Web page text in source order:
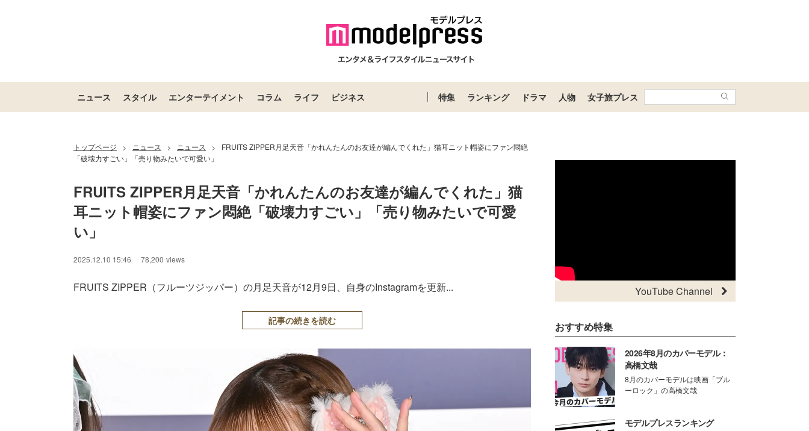
ニュース スタイル エンターテイメント コラム ライフ ビジネス 特集 ランキング ドラマ 人物 女子旅プレス
トップページ > ニュース > ニュース >
FRUITS ZIPPER月足天音「かれんたんのお友達が編んでくれた」猫耳ニット帽姿にファン悶絶
「破壊力すごい」「売り物みたいで可愛い」
FRUITS ZIPPER月足天音「かれんたんのお友達が編んでくれた」猫
耳ニット帽姿にファン悶絶「破壊力すごい」「売り物みたいで可愛
い」
2025.12.10 15:46 78,200 views
FRUITS ZIPPER（フルーツジッパー）の月足天音が12月9日、自身のInstagramを更新...
記事の続きを読む
YouTube Channel
おすすめ特集
2026年8月のカバーモデル：
高橋文哉
8月のカバーモデルは映画「ブル
ーロック」の高橋文哉
モデルプレスランキング